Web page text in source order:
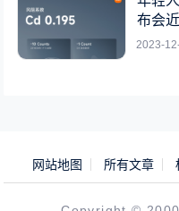
布会
2023-
网站地图 所有文章